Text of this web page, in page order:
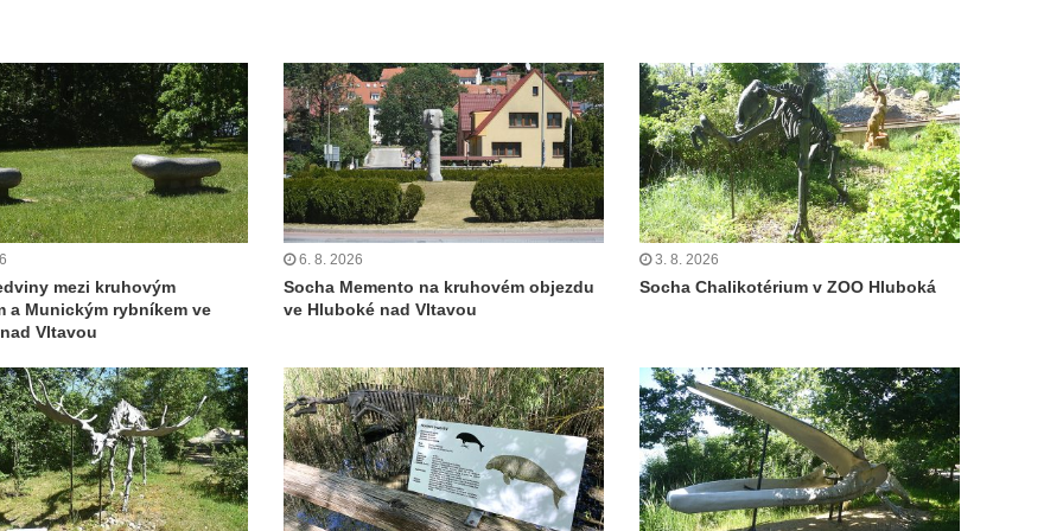
mezi kruhovým
a Munickým rybníkem ve
Vltavou
6. 8. 2026
Socha Memento na kruhovém objezdu
ve Hluboké nad Vltavou
3. 8. 2026
Socha Chalikotérium v ZOO Hluboká